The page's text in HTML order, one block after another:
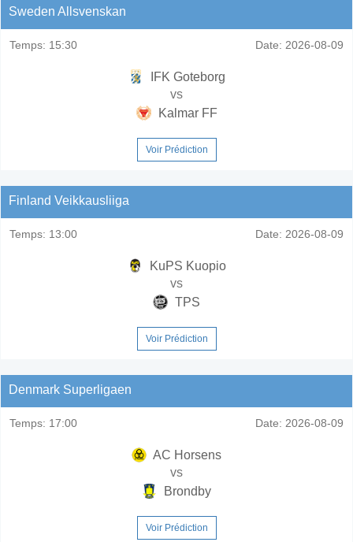
Sweden Allsvenskan
Temps: 15:30 Date: 2026-08-09
IFK Goteborg
vs
Kalmar FF
Voir Prédiction
Finland Veikkausliiga
Temps: 13:00 Date: 2026-08-09
KuPS Kuopio
vs
TPS
Voir Prédiction
Denmark Superligaen
Temps: 17:00 Date: 2026-08-09
AC Horsens
vs
Brondby
Voir Prédiction